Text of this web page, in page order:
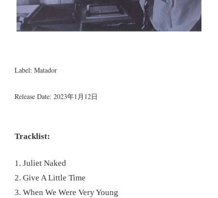
Label: Matador
Release Date: 2023年1月12日
Tracklist:
1. Juliet Naked
2. Give A Little Time
3. When We Were Very Young